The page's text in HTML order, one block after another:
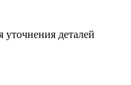
деталей